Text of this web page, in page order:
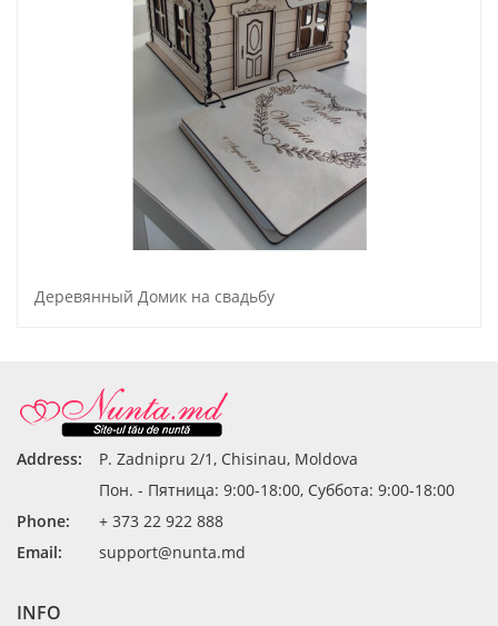
Деревянный Домик на свадьбу
Address:
P. Zadnipru 2/1, Chisinau, Moldova
Пон. - Пятница: 9:00-18:00, Суббота: 9:00-18:00
Phone:
+ 373 22 922 888
Email:
support@nunta.md
INFO